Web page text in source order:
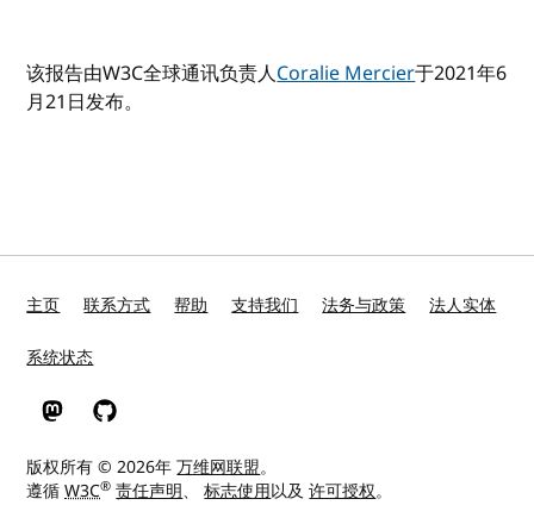
该报告由W3C全球通讯负责人Coralie Mercier于2021年6
月21日发布。
主页 联系方式 帮助 支持我们 法务与政策 法人实体
系统状态
W3C 在 Mastodon
W3C 在 GitHub
版权所有 © 2026年万维网联盟。
遵循W3C® 责任声明、标志使用以及许可授权。